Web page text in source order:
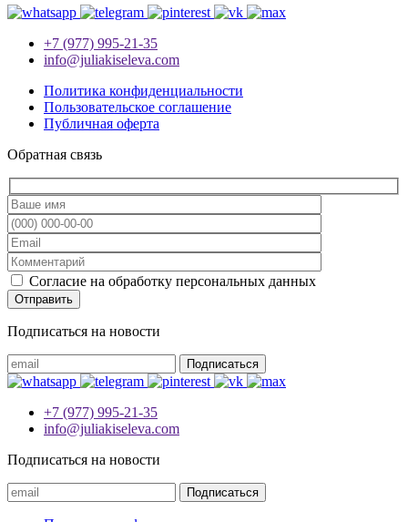
+7 (977) 995-21-35
info@juliakiseleva.com
Политика конфиденциальности
Пользовательское соглашение
Публичная оферта
Обратная связь
Согласие на обработку персональных данных
Подписаться на новости
+7 (977) 995-21-35
info@juliakiseleva.com
Подписаться на новости